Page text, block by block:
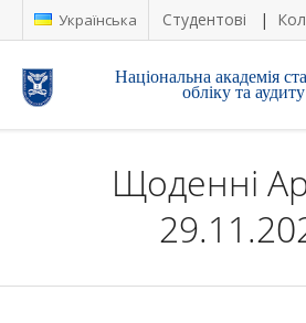
Українська Студентові
Національна академія
обліку та аудиту
Щоденні